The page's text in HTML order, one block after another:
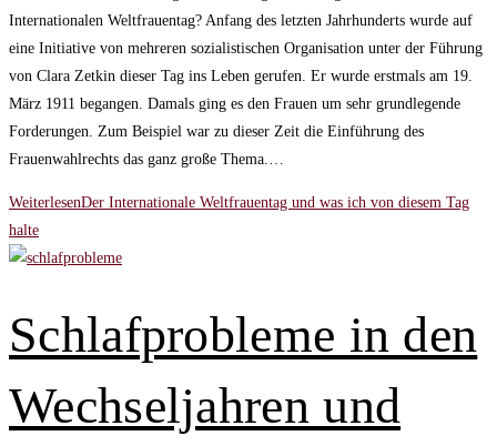
Internationalen Weltfrauentag? Anfang des letzten Jahrhunderts wurde auf
eine Initiative von mehreren sozialistischen Organisation unter der Führung
von Clara Zetkin dieser Tag ins Leben gerufen. Er wurde erstmals am 19.
März 1911 begangen. Damals ging es den Frauen um sehr grundlegende
Forderungen. Zum Beispiel war zu dieser Zeit die Einführung des
Frauenwahlrechts das ganz große Thema.…
WeiterlesenDer Internationale Weltfrauentag und was ich von diesem Tag
halte
Schlafprobleme in den
Wechseljahren und